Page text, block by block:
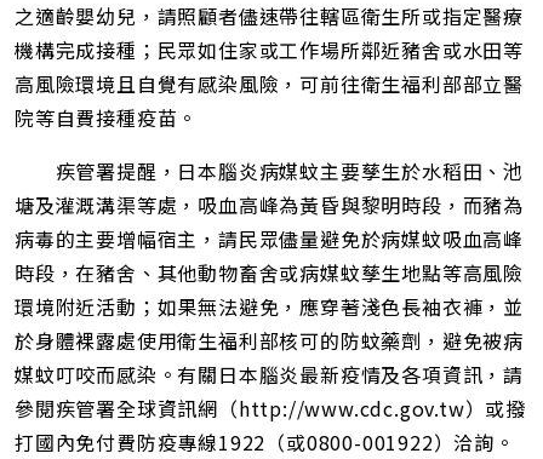
之適齡嬰幼兒，請照顧者儘速帶往轄區衛生所或指定醫療
機構完成接種；民眾如住家或工作場所鄰近豬舍或水田等
高風險環境且自覺有感染風險，可前往衛生福利部部立醫
院等自費接種疫苗。
疾管署提醒，日本腦炎病媒蚊主要孳生於水稻田、池
塘及灌溉溝渠等處，吸血高峰為黃昏與黎明時段，而豬為
病毒的主要增幅宿主，請民眾儘量避免於病媒蚊吸血高峰
時段，在豬舍、其他動物畜舍或病媒蚊孳生地點等高風險
環境附近活動；如果無法避免，應穿著淺色長袖衣褲，並
於身體裸露處使用衛生福利部核可的防蚊藥劑，避免被病
媒蚊叮咬而感染。有關日本腦炎最新疫情及各項資訊，請
參閱疾管署全球資訊網（http://www.cdc.gov.tw）或撥
打國內免付費防疫專線1922（或0800-001922）洽詢。